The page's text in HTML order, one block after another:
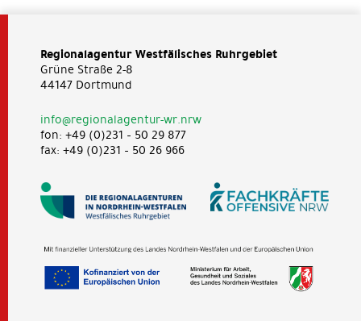
Regionalagentur Westfälisches Ruhrgebiet
Grüne Straße 2-8
44147 Dortmund
info@regionalagentur-wr.nrw
fon: +49 (0)231 – 50 29 877
fax: +49 (0)231 – 50 26 966